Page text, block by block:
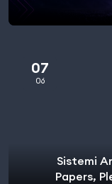
07
06
Sistemi
Papers,